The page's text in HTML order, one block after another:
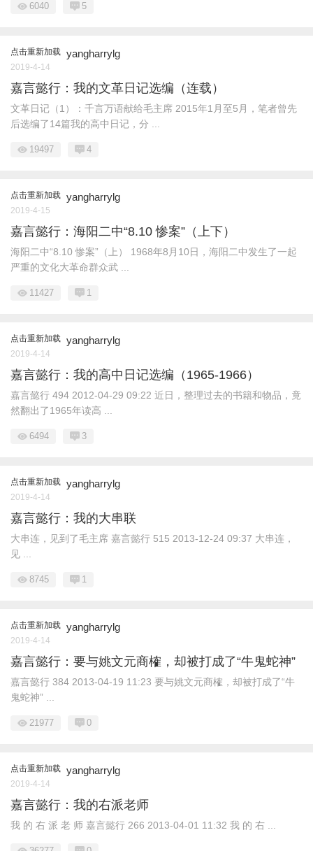
6040 5
点击重新加载 yangharrylg
2019-4-14
嘉言懿行：我的文革日记选编（连载）
文革日记（1）：千言万语献给毛主席 2015年1月至5月，笔者曾先
后选编了14篇我的高中日记，分 ...
19497 4
点击重新加载 yangharrylg
2019-4-15
嘉言懿行：海阳二中“8.10 惨案”（上下）
海阳二中“8.10 惨案”（上） 1968年8月10日，海阳二中发生了一起
严重的文化大革命群众武 ...
11427 1
点击重新加载 yangharrylg
2019-4-14
嘉言懿行：我的高中日记选编（1965-1966）
嘉言懿行 494 2012-04-29 09:22 近日，整理过去的书籍和物品，竟
然翻出了1965年读高 ...
6494 3
点击重新加载 yangharrylg
2019-4-14
嘉言懿行：我的大串联
大串连，见到了毛主席 嘉言懿行 515 2013-12-24 09:37 大串连，
见 ...
8745 1
点击重新加载 yangharrylg
2019-4-14
嘉言懿行：要与姚文元商榷，却被打成了“牛鬼蛇神”
嘉言懿行 384 2013-04-19 11:23 要与姚文元商榷，却被打成了“牛
鬼蛇神” ...
21977 0
点击重新加载 yangharrylg
2019-4-14
嘉言懿行：我的右派老师
我 的 右 派 老 师 嘉言懿行 266 2013-04-01 11:32 我 的 右 ...